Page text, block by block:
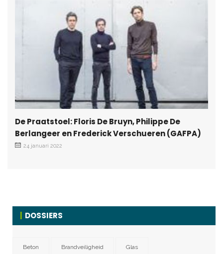
De Praatstoel: Floris De Bruyn, Philippe De
Berlangeer en Frederick Verschueren (GAFPA)
24 januari 2022
DOSSIERS
Beton Brandveiligheid Glas